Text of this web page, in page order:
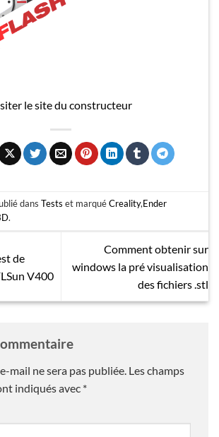
le site du constructeur
dansTests et marquéCreality,Ender
.
de
V400
Comment obtenir sur
windows la pré visualisation
des fichiers .stl
mail ne sera pas publiée. Les champs
indiqués avec *